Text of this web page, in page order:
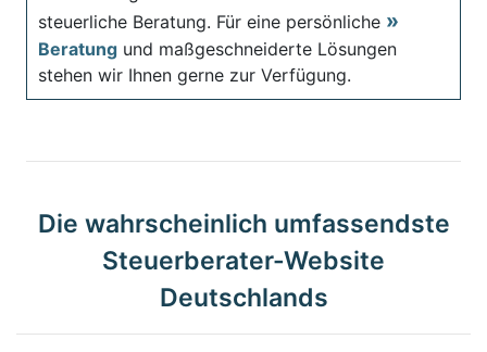
steuerliche Beratung. Für eine persönliche
Beratung und maßgeschneiderte Lösungen
stehen wir Ihnen gerne zur Verfügung.
Die wahrscheinlich umfassendste
Steuerberater-Website
Deutschlands